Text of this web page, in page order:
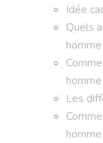
Idée
Quels
Les